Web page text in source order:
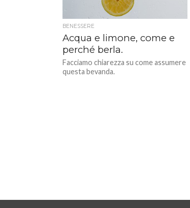
BENESSERE
Acqua e limone, come e
perché berla.
Facciamo chiarezza su come assumere
questa bevanda.